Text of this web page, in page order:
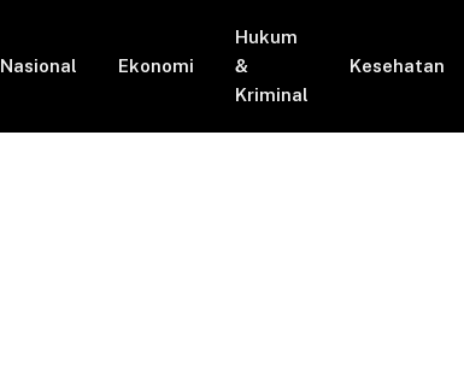
Nasional Ekonomi
Hukum
&
Kriminal
Kesehatan